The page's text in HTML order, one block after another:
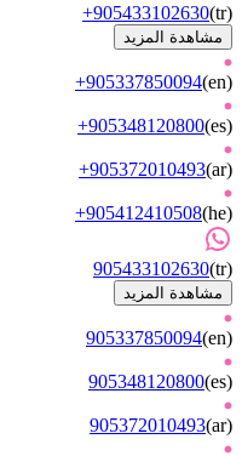
+905433102630(tr)
مشاهدة المزيد
+905337850094(en)
+905348120800(es)
+905372010493(ar)
+905412410508(he)
905433102630(tr)
مشاهدة المزيد
905337850094(en)
905348120800(es)
905372010493(ar)